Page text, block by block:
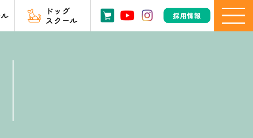
ドッグ
スクール
採用情報